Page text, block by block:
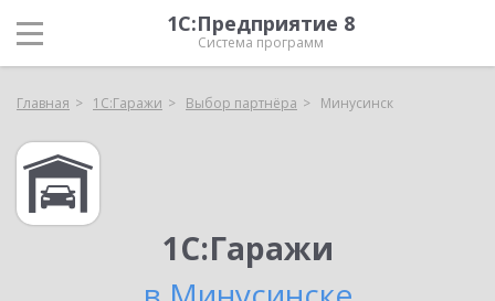
1С:Предприятие 8
Система программ
Главная 1С:Гаражи Выбор партнёра Минусинск
1С:Гаражи